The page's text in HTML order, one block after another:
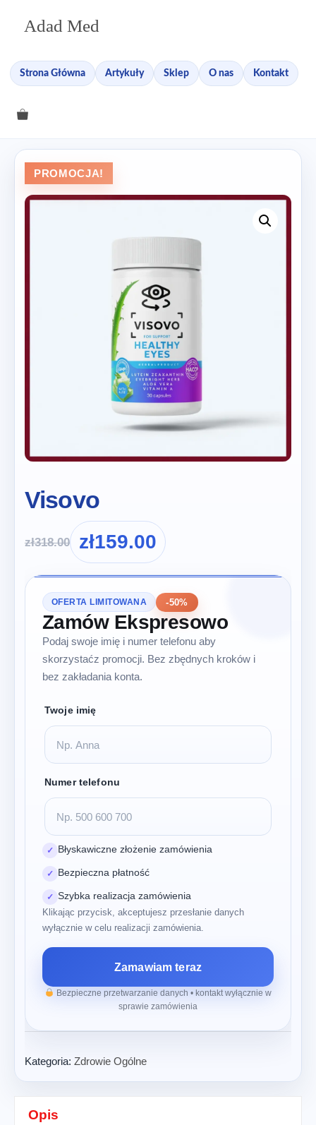
Adad Med
Strona Główna Artykuły Sklep O nas Kontakt
PROMOCJA!
Visovo
zł318.00 zł159.00
OFERTA LIMITOWANA -50%
Zamów Ekspresowo
Podaj swoje imię i numer telefonu aby
skorzystaćz promocji. Bez zbędnych kroków i
bez zakładania konta.
Twoje imię
Numer telefonu
✓ Błyskawiczne złożenie zamówienia
✓ Bezpieczna płatność
✓ Szybka realizacja zamówienia
Klikając przycisk, akceptujesz przesłanie danych
wyłącznie w celu realizacji zamówienia.
Zamawiam teraz
Bezpieczne przetwarzanie danych • kontakt wyłącznie w
sprawie zamówienia
Kategoria: Zdrowie Ogólne
Opis